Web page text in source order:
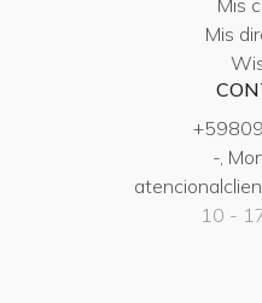
Mis
-,
10 -